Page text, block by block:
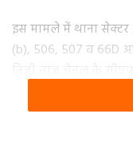
इस मामले में थाना सेक्टर
(b), 506, 507 व 66D
शिकायत पर मुकदमा
गिरफ्तारी की जायेगी।